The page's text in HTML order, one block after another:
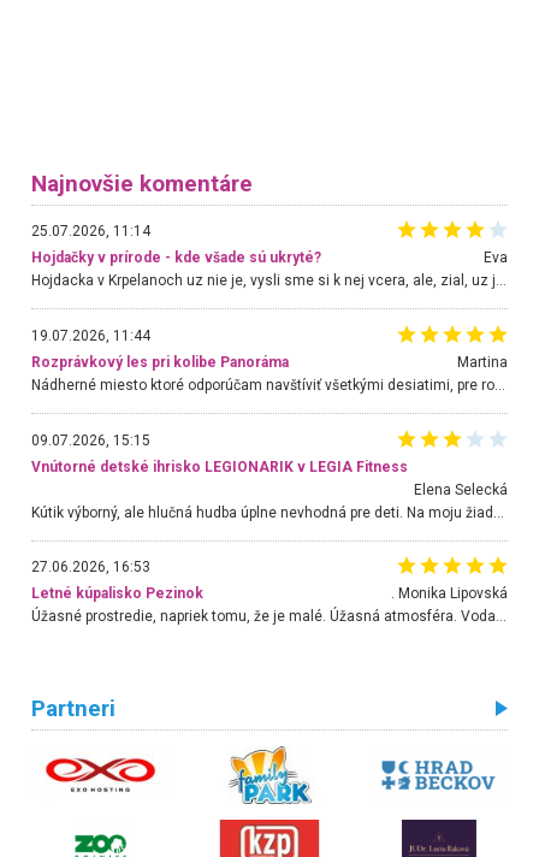
Najnovšie komentáre
25.07.2026, 11:14
Hojdačky v prírode - kde všade sú ukryté?
Eva
Hojdacka v Krpelanoch uz nie je, vysli sme si k nej vcera, ale, zial, uz je znicena. Ak sem planujete cestu len kvoli hojdacke, mozete si ju usetrit. Krasny vyhlad je tu vsak aj bez hojdacky :-)
19.07.2026, 11:44
Rozprávkový les pri kolibe Panoráma
Martina
Nádherné miesto ktoré odporúčam navštíviť všetkými desiatimi, pre rodiny s deťmi, dôchodcom... Proste a jednoducho ozaj rozprávkový les.. určite ešte prídeme. Odniesli sme si na pamiatku krásne tričká,
09.07.2026, 15:15
Vnútorné detské ihrisko LEGIONARIK v LEGIA Fitness
Elena Selecká
27.06.2026, 16:53
Letné kúpalisko Pezinok
. Monika Lipovská
Úžasné prostredie, napriek tomu, že je malé. Úžasná atmosféra. Voda fantastická a nádherná. Ľudí je pomerne veľa, ale su mili a ohľaduplní. Je veľmi zaujímavé sledovať, ako dokážu spolu športovať cudzí ľudia a bez ohľadu na vek. Vládne tu pohoda. Vnuka neviem dostať z vody. Ďakujem za krásny deň . Urcite sa sem vrátim. Jediný problém je s parkovaním, ale aj ten sa mi podarilo vyriešiť. Monika Bratislava
Partneri